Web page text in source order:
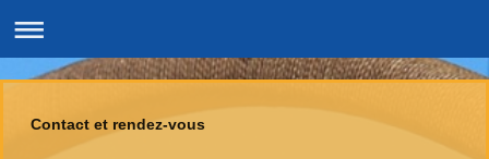
Contact et rendez-vous